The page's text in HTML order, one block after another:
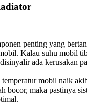
penting yang
Kalau suhu mobil
ada kerusakan
temperatur mobil naik
bocor, maka pastinya